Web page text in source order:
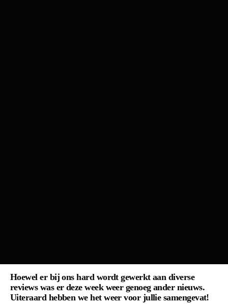
Hoewel er bij ons hard wordt gewerkt aan diverse
reviews was er deze week weer genoeg ander nieuws.
Uiteraard hebben we het weer voor jullie samengevat!